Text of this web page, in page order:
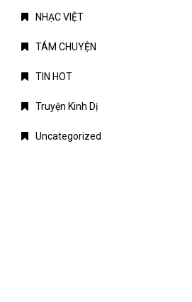
NHẠC VIỆT
TÁM CHUYỆN
TIN HOT
Truyện Kinh Dị
Uncategorized